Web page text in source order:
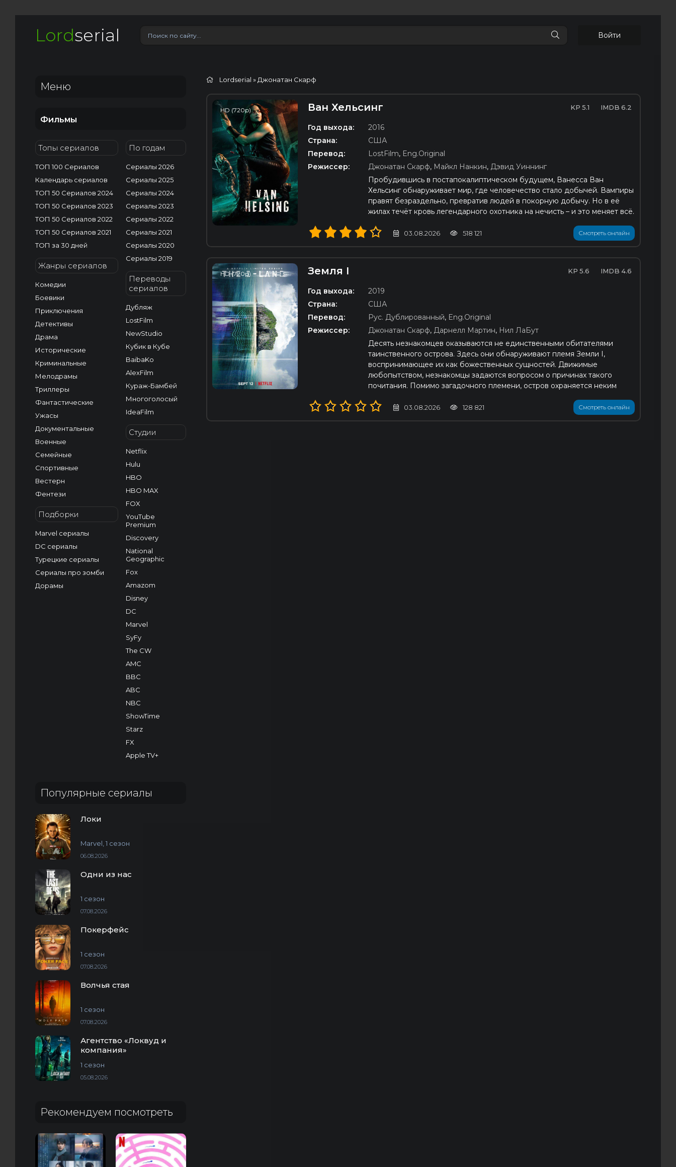
Lordserial Войти
Меню
Фильмы
Топы сериалов
ТОП 100 Сериалов
Календарь сериалов
ТОП 50 Сериалов 2024
ТОП 50 Сериалов 2023
ТОП 50 Сериалов 2022
ТОП 50 Сериалов 2021
ТОП за 30 дней
Жанры сериалов
Комедии
Боевики
Приключения
Детективы
Драма
Исторические
Криминальные
Мелодрамы
Триллеры
Фантастические
Ужасы
Документальные
Военные
Семейные
Спортивные
Вестерн
Фентези
Подборки
Marvel сериалы
DC сериалы
Турецкие сериалы
Сериалы про зомби
Дорамы
По годам
Сериалы 2026
Сериалы 2025
Сериалы 2024
Сериалы 2023
Сериалы 2022
Сериалы 2021
Сериалы 2020
Сериалы 2019
Переводы
сериалов
Дубляж
LostFilm
NewStudio
Кубик в Кубе
BaibaKo
AlexFilm
Кураж-Бамбей
Многоголосый
IdeaFilm
Студии
Netflix
Hulu
HBO
HBO MAX
FOX
YouTube
Premium
Discovery
National
Geographic
Fox
Amazom
Disney
DC
Marvel
SyFy
The CW
AMC
BBC
ABC
NBC
ShowTime
Starz
FX
Apple TV+
Популярные сериалы
Локи
Marvel, 1 сезон
06.08.2026
Одни из нас
1 сезон
07.08.2026
Покерфейс
1 сезон
07.08.2026
Волчья стая
1 сезон
07.08.2026
Агентство «Локвуд и
компания»
1 сезон
05.08.2026
Рекомендуем посмотреть
Lordserial » Джонатан Скарф
HD (720p) Ван Хельсинг 5.1 6.2
Год выхода:
2016
Страна:
США
Перевод:
LostFilm, Eng.Original
Режиссер:
Джонатан Скарф, Майкл Нанкин, Дэвид Уиннинг
Пробудившись в постапокалиптическом будущем, Ванесса Ван
Хельсинг обнаруживает мир, где человечество стало добычей. Вампиры
правят безраздельно, превратив людей в покорную добычу. Но в её
жилах течёт кровь легендарного охотника на нечисть – и это меняет всё.
03.08.2026 518 121 Смотреть онлайн
HD (720p) Земля I 5.6 4.6
Год выхода:
2019
Страна:
США
Перевод:
Рус. Дублированный, Eng.Original
Режиссер:
Джонатан Скарф, Дарнелл Мартин, Нил ЛаБут
Десять незнакомцев оказываются не единственными обитателями
таинственного острова. Здесь они обнаруживают племя Земли I,
воспринимающее их как божественных сущностей. Движимые
любопытством, незнакомцы задаются вопросом о причинах такого
почитания. Помимо загадочного племени, остров охраняется неким
03.08.2026 128 821 Смотреть онлайн